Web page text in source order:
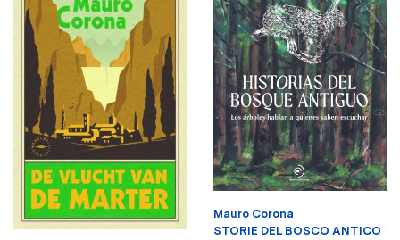
Mauro Corona
STORIE DEL BOSCO ANTICO